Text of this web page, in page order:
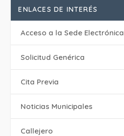
ENLACES DE INTERÉS
Acceso a la Sede Electrónica
Solicitud Genérica
Cita Previa
‎Noticias Municipales
Callejero